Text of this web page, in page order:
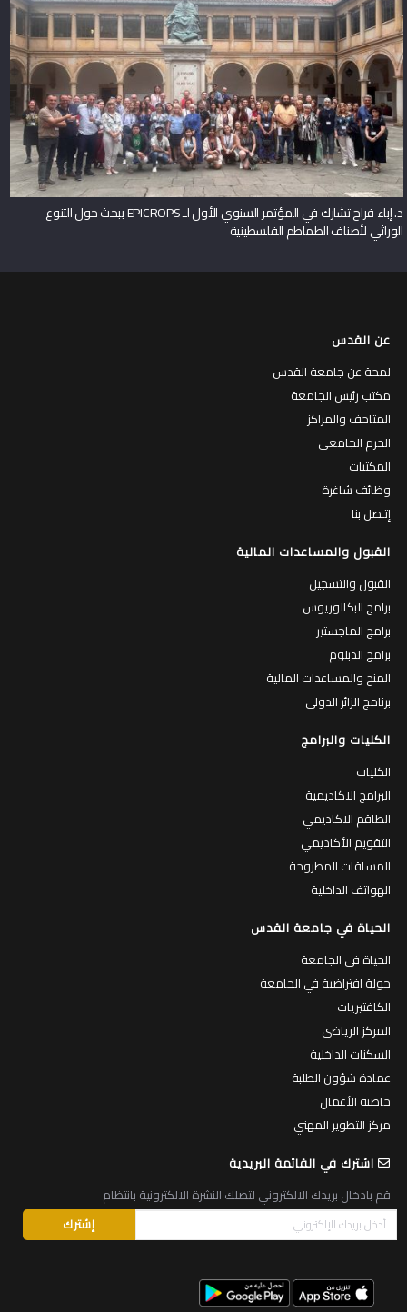
د. إباء فراح تشارك في المؤتمر السنوي الأول لـ EPICROPS ببحث حول التنوع
الوراثي لأصناف الطماطم الفلسطينية
المتاحف والمراكز
المكتبات
وظائف شاغرة
إتـصل بنا
القبول والمساعدات المالية
القبول والتسجيل
برامج البكالوريوس
برامج الماجستير
المنح والمساعدات المالية
برنامج الزائر الدولي
الكليات والبرامج
الكليات
البرامج الاكاديمية
الطاقم الاكاديمي
المساقات المطروحة
الهواتف الداخلية
الحياة في جامعة القدس
الحياة في الجامعة
جولة افتراضية في الجامعة
الكافتيريات
السكنات الداخلية
عمادة شؤون الطلبة
حاضنة الأعمال
مركز التطوير المهني
اشترك في القائمة البريدية
قم بادخال بريدك الالكتروني لتصلك النشرة الالكترونية بانتظام